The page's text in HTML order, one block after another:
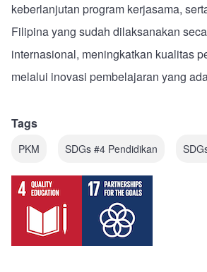
keberlanjutan program kerjasama,
Filipina yang sudah dilaksanakan
internasional, meningkatkan kualitas
melalui inovasi pembelajaran yang
Tags
PKM SDGs #4 Pendidikan